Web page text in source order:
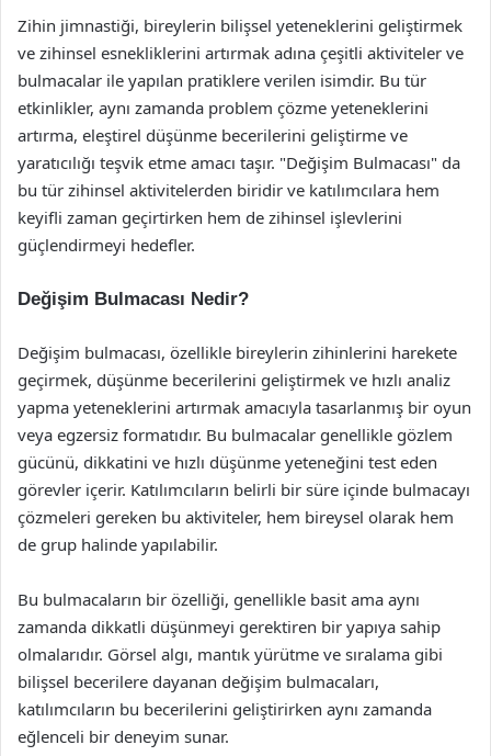
Zihin jimnastiği, bireylerin bilişsel yeteneklerini geliştirmek
ve zihinsel esnekliklerini artırmak adına çeşitli aktiviteler ve
bulmacalar ile yapılan pratiklere verilen isimdir. Bu tür
etkinlikler, aynı zamanda problem çözme yeteneklerini
artırma, eleştirel düşünme becerilerini geliştirme ve
yaratıcılığı teşvik etme amacı taşır. "Değişim Bulmacası" da
bu tür zihinsel aktivitelerden biridir ve katılımcılara hem
keyifli zaman geçirtirken hem de zihinsel işlevlerini
güçlendirmeyi hedefler.
Değişim Bulmacası Nedir?
Değişim bulmacası, özellikle bireylerin zihinlerini harekete
geçirmek, düşünme becerilerini geliştirmek ve hızlı analiz
yapma yeteneklerini artırmak amacıyla tasarlanmış bir oyun
veya egzersiz formatıdır. Bu bulmacalar genellikle gözlem
gücünü, dikkatini ve hızlı düşünme yeteneğini test eden
görevler içerir. Katılımcıların belirli bir süre içinde bulmacayı
çözmeleri gereken bu aktiviteler, hem bireysel olarak hem
de grup halinde yapılabilir.
Bu bulmacaların bir özelliği, genellikle basit ama aynı
zamanda dikkatli düşünmeyi gerektiren bir yapıya sahip
olmalarıdır. Görsel algı, mantık yürütme ve sıralama gibi
bilişsel becerilere dayanan değişim bulmacaları,
katılımcıların bu becerilerini geliştirirken aynı zamanda
eğlenceli bir deneyim sunar.